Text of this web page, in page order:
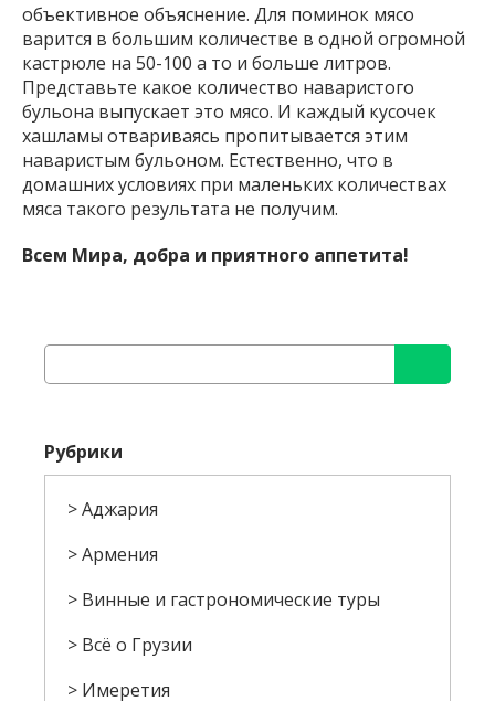
объективное объяснение. Для поминок мясо
варится в большим количестве в одной огромной
кастрюле на 50-100 а то и больше литров.
Представьте какое количество наваристого
бульона выпускает это мясо. И каждый кусочек
хашламы отвариваясь пропитывается этим
наваристым бульоном. Естественно, что в
домашних условиях при маленьких количествах
мяса такого результата не получим.
Всем Мира, добра и приятного аппетита!
Рубрики
Аджария
Армения
Винные и гастрономические туры
Всё о Грузии
Имеретия